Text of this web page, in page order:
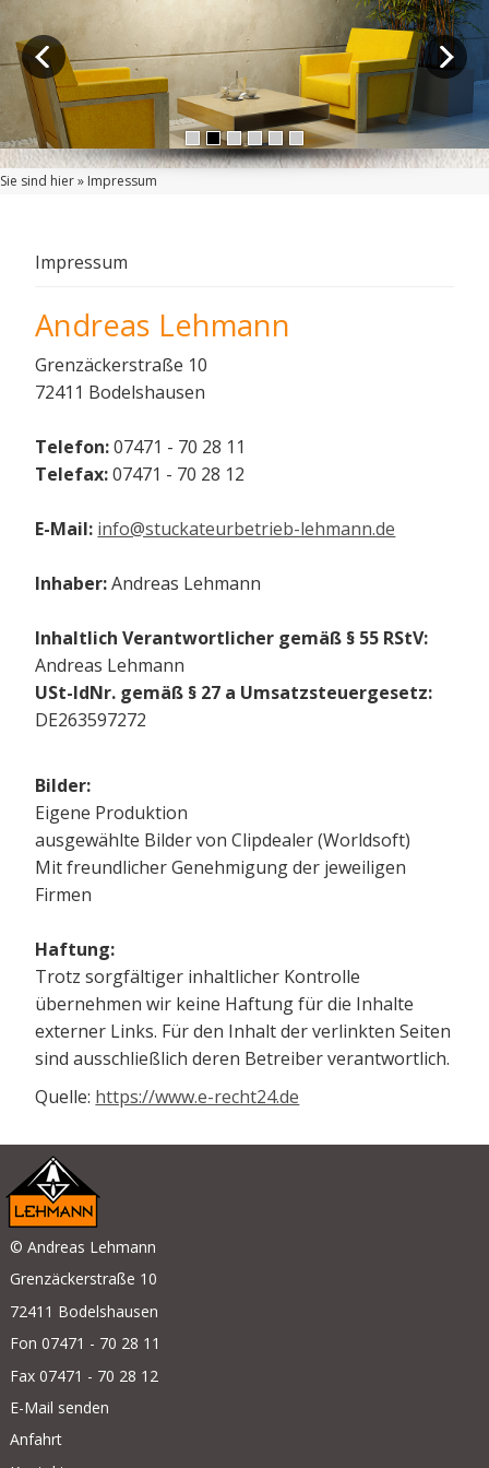
Sie sind hier » Impressum
Impressum
Andreas Lehmann
Grenzäckerstraße 10
72411 Bodelshausen
Telefon:07471 - 70 28 11
Telefax:07471 - 70 28 12
E-Mail: info@stuckateurbetrieb-lehmann.de
Inhaber:Andreas Lehmann
Inhaltlich Verantwortlicher gemäß § 55 RStV:
Andreas Lehmann
USt-IdNr. gemäß § 27 a Umsatzsteuergesetz:
DE263597272
Bilder:
Eigene Produktion
ausgewählte Bilder von Clipdealer (Worldsoft)
Mit freundlicher Genehmigung der jeweiligen
Firmen
Haftung:
Trotz sorgfältiger inhaltlicher Kontrolle
übernehmen wir keine Haftung für die Inhalte
externer Links. Für den Inhalt der verlinkten Seiten
sind ausschließlich deren Betreiber verantwortlich.
Quelle: https://www.e-recht24.de
© Andreas Lehmann
Grenzäckerstraße 10
72411 Bodelshausen
Fon 07471 - 70 28 11
Fax 07471 - 70 28 12
E-Mail senden
Anfahrt